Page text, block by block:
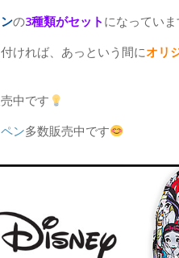
の3種類がセット になっていま
ければ、あっという間にオリ
中です
ン多数販売中です